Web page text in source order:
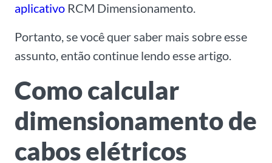
aplicativo RCM Dimensionamento.
Portanto, se você quer saber mais sobre esse
assunto, então continue lendo esse artigo.
Como calcular
dimensionamento de
cabos elétricos